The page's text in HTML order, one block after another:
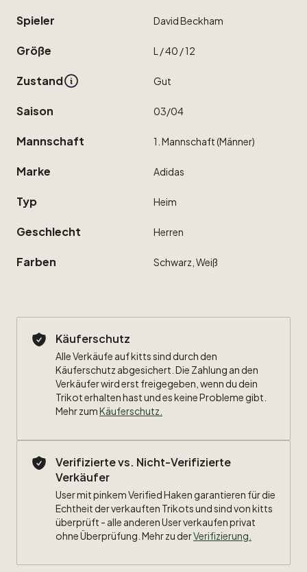
Spieler DavidBeckham
Größe L ​/​40 ​/​12
Zustand Gut
Saison 03​/​04
Mannschaft 1. Mannschaft(Männer)
Marke Adidas
Typ Heim
Geschlecht Herren
Farben Schwarz, Weiß
Käuferschutz
Alle Verkäufe auf kitts sind durch den
Käuferschutz abgesichert. Die Zahlung an den
Verkäufer wird erst freigegeben, wenn du dein
Trikot erhalten hast und es keine Probleme gibt.
Mehr zumKäuferschutz
Verifizierte vs. Nicht-Verifizierte
Verkäufer
User mit pinkem Verified Haken garantieren für die
Echtheit der verkauften Trikots und sind von kitts
überprüft - alle anderen User verkaufen privat
ohne Überprüfung. Mehr zu derVerifizierung.